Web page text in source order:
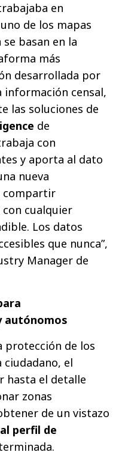
en
de los mapas
basan en la
más
desarrollada por
información censal,
las soluciones de
de
con
y aporta al dato
nueva
compartir
cualquier
Los datos
que nunca”,
Manager de
autónomos
protección de los
ciudadano, el
hasta el detalle
zonas
de un vistazo
perfil de